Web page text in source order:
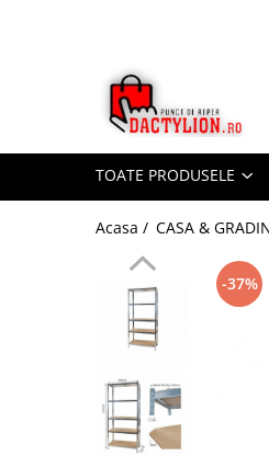
TOATE PRODUSELE
Acasa / CASA &
-37%